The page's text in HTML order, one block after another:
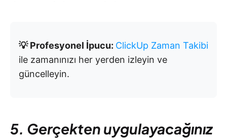
💡 Profesyonel İpucu: ClickUp Zaman Takibi
ile zamanınızı her yerden izleyin ve
güncelleyin.
5. Gerçekten uygulayacağınız